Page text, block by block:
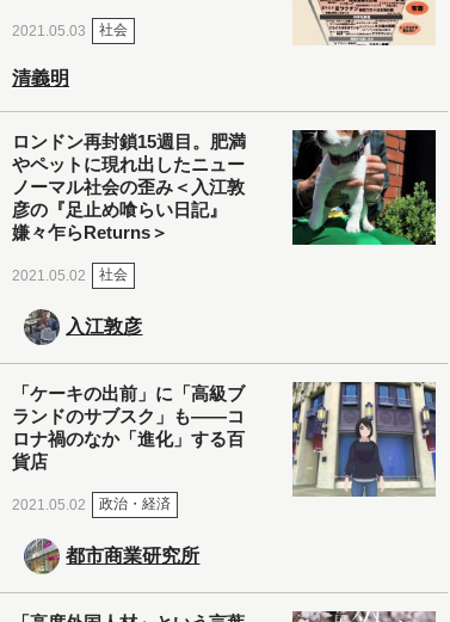
2021.05.03 社会
清義明
ロンドン再封鎖15週目。肥満
やペットに現れ出したニュー
ノーマル社会の歪み＜入江敦
彦の『足止め喰らい日記』
嫌々乍らReturns＞
2021.05.02 社会
入江敦彦
「ケーキの出前」に「高級ブ
ランドのサブスク」も――コ
ロナ禍のなか「進化」する百
貨店
2021.05.02 政治・経済
都市商業研究所